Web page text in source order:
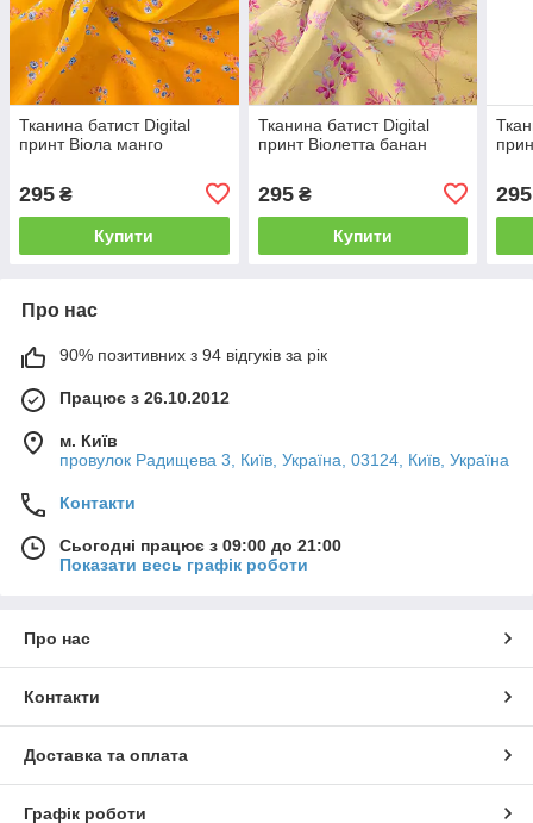
Тканина батист Digital
принт Віола манго
295 ₴
Купити
Тканина батист Digital
принт Віолетта банан
295₴
Купити
295
Про нас
90% позитивних з 94 відгуків за рік
Працює з 26.10.2012
м. Київ
провулок Радищева 3, Київ, Україна, 03124, Київ, Україна
Контакти
Сьогодні працює з 09:00 до 21:00
Показати весь графік роботи
Про нас
Контакти
Доставка та оплата
Графік роботи